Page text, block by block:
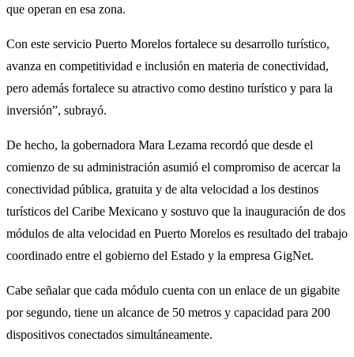
que operan en esa zona.
Con este servicio Puerto Morelos fortalece su desarrollo turístico,
avanza en competitividad e inclusión en materia de conectividad,
pero además fortalece su atractivo como destino turístico y para la
inversión”, subrayó.
De hecho, la gobernadora Mara Lezama recordó que desde el
comienzo de su administración asumió el compromiso de acercar la
conectividad pública, gratuita y de alta velocidad a los destinos
turísticos del Caribe Mexicano y sostuvo que la inauguración de dos
módulos de alta velocidad en Puerto Morelos es resultado del trabajo
coordinado entre el gobierno del Estado y la empresa GigNet.
Cabe señalar que cada módulo cuenta con un enlace de un gigabite
por segundo, tiene un alcance de 50 metros y capacidad para 200
dispositivos conectados simultáneamente.